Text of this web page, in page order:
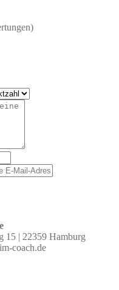
15 | 22359 Hamburg
coach.de